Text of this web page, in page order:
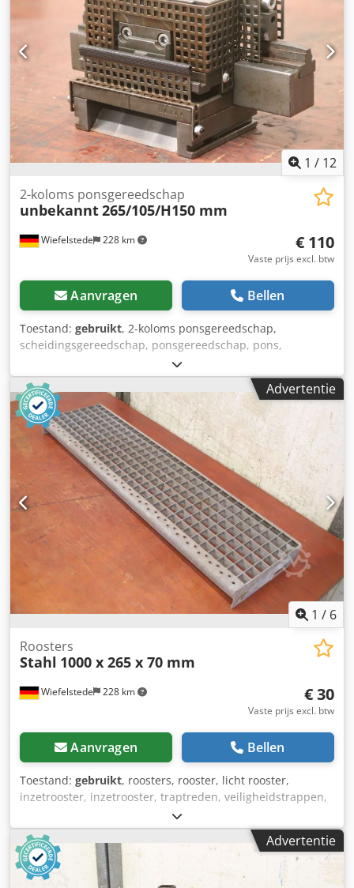
1 / 12
Wiefelstede 228 km
2-koloms ponsgereedschap
unbekannt265/105/H150 mm
€ 110
Vaste prijs excl. btw
Aanvragen Bellen
Toestand: gebruikt, 2-koloms ponsgereedschap,
scheidingsgereedschap, ponsgereedschap, pons,
ponsmatrijs, ponsstempel, kolomframe Dksdju I Hptspfx
Anmor -Ponsgereedschap: 2 kolommen, Ø 10/14/10 mm -
Ponsafmetingen: zie foto met afmetingen -Afmetingen:
265/105/H150 mm -Gewicht: 11,7 kg
Advertentie
1 / 6
Wiefelstede 228 km
Roosters
Stahl 1000 x 265 x 70 mm
€ 30
Vaste prijs excl. btw
Aanvragen Bellen
Toestand: gebruikt, roosters, rooster, licht rooster,
inzetrooster, inzetrooster, traptreden, veiligheidstrappen,
roostertrede, traptrede -Roostertrede: 1000 x 265 mm -
Totale hoogte: 70 mm -Steunen: Wanddikte 2 mm -
Staafhoogte: 30/10 mm Roosters: Thermisch verzinkt
Dksdpfxjrrzc Ej Anmjr -Aantal: 3x roosters beschikbaar -
Prijs: per stuk -Gewicht: 7,7 kg/stuk
Advertentie